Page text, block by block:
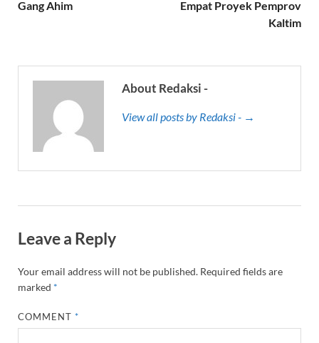
Gang Ahim
Empat Proyek Pemprov
Kaltim
About Redaksi -
View all posts by Redaksi - →
Leave a Reply
Your email address will not be published. Required fields are
marked *
COMMENT*